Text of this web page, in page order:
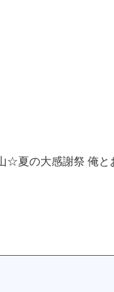
☆夏の大感謝祭 俺